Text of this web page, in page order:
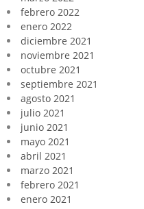
febrero 2022
enero 2022
diciembre 2021
noviembre 2021
octubre 2021
septiembre 2021
agosto 2021
julio 2021
junio 2021
mayo 2021
abril 2021
marzo 2021
febrero 2021
enero 2021